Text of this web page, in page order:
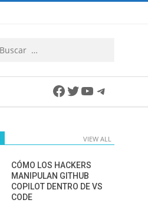
Facebook
Twitter
YouTube
VIEW ALL
CÓMO LOS HACKERS
MANIPULAN GITHUB
COPILOT DENTRO DE VS
CODE